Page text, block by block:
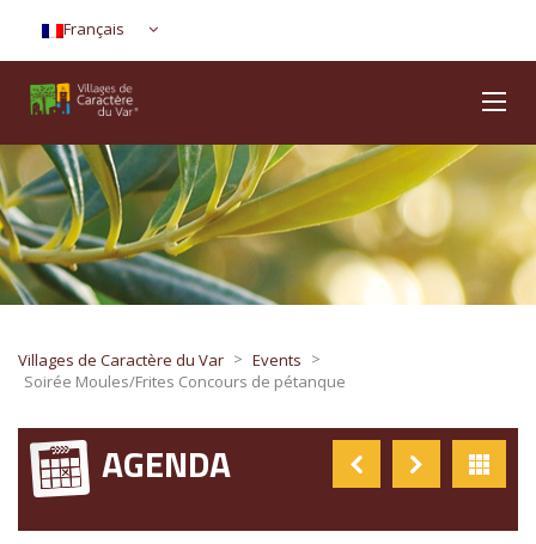
Français
Villages de Caractère du Var > Events >
Soirée Moules/Frites Concours de pétanque
AGENDA